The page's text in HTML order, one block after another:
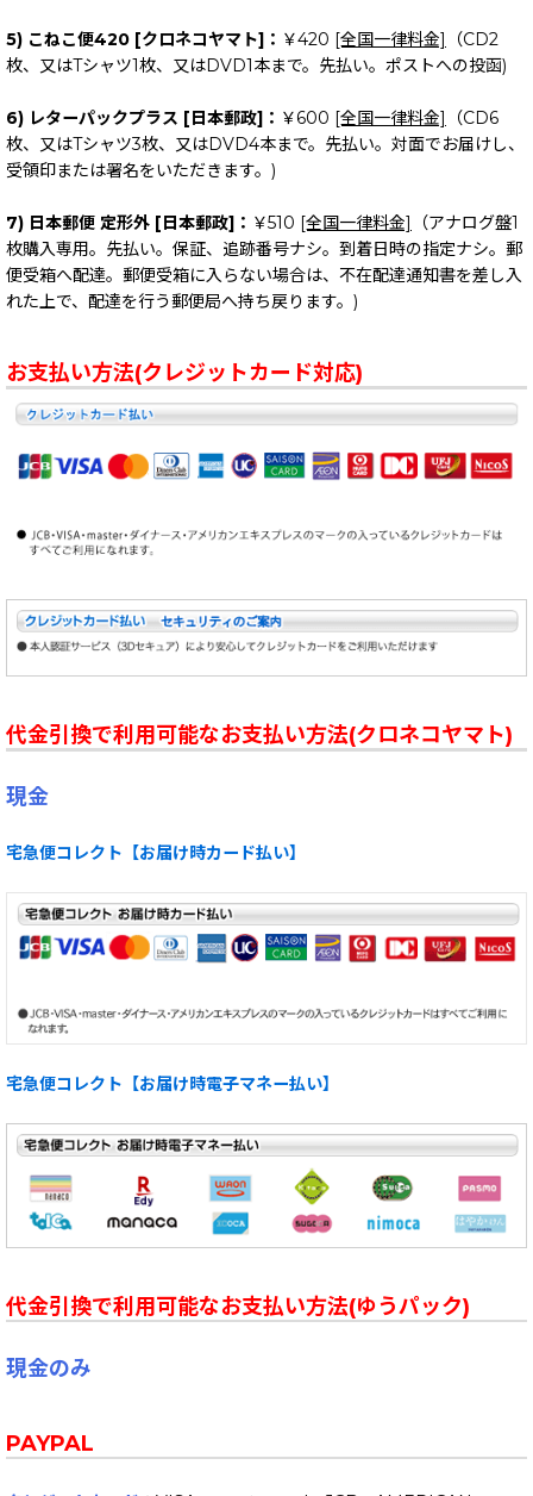
5) こねこ便420 [クロネコヤマト]： ￥420 [全国一律料金]
（CD2
枚、又はTシャツ1枚、又はDVD1本まで。先払い。ポストへの投函)
6) レターパックプラス [日本郵政]： ￥600 [全国一律料金]
（CD6
枚、又はTシャツ3枚、又はDVD4本まで。先払い。対面でお届けし、
受領印または署名をいただきます。)
7) 日本郵便 定形外 [日本郵政]： ￥510 [全国一律料金]
（アナログ盤1
枚購入専用。先払い。保証、追跡番号ナシ。到着日時の指定ナシ。郵
便受箱へ配達。郵便受箱に入らない場合は、不在配達通知書を差し入
れた上で、配達を行う郵便局へ持ち戻ります。)
お支払い方法(クレジットカード対応)
代金引換で利用可能なお支払い方法(クロネコヤマト)
現金
宅急便コレクト【お届け時カード払い】
宅急便コレクト【お届け時電子マネー払い】
代金引換で利用可能なお支払い方法(ゆうパック)
現金のみ
PAYPAL